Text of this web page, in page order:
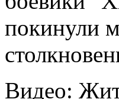
покинули
Видео: